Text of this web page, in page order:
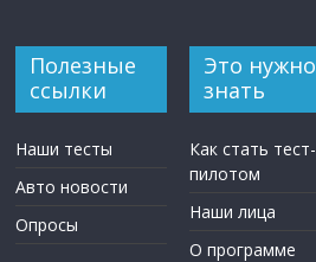
Полезные
ссылки
Наши тесты
Авто новости
Опросы
Это нужно
знать
Как стать тест-
пилотом
Наши лица
О программе